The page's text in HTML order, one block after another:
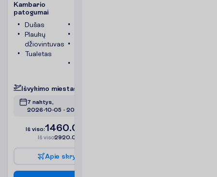
Kambario
patogumai
Dušas
Plaukų
džiovintuvas
Tualetas
Išvykimo miestas
7 naktys,
2026-10-05 - 2026-10-12
Iš viso:1460.00
Iš viso2920.00
Apie skry